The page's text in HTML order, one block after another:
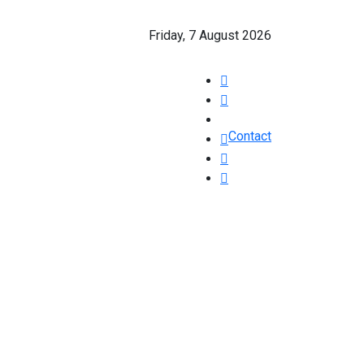
Friday, 7 August 2026
Contact